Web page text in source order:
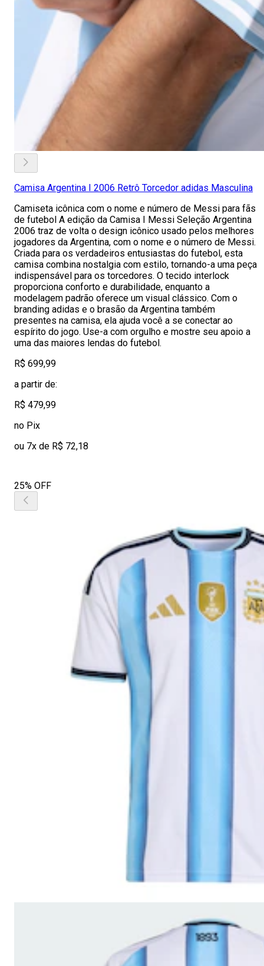
Camisa Argentina I 2006 Retrô Torcedor adidas Masculina
Camiseta icônica com o nome e número de Messi para fãs
de futebol A edição da Camisa I Messi Seleção Argentina
2006 traz de volta o design icônico usado pelos melhores
jogadores da Argentina, com o nome e o número de Messi.
Criada para os verdadeiros entusiastas do futebol, esta
camisa combina nostalgia com estilo, tornando-a uma peça
indispensável para os torcedores. O tecido interlock
proporciona conforto e durabilidade, enquanto a
modelagem padrão oferece um visual clássico. Com o
branding adidas e o brasão da Argentina também
presentes na camisa, ela ajuda você a se conectar ao
espírito do jogo. Use-a com orgulho e mostre seu apoio a
uma das maiores lendas do futebol.
R$ 699,99
a partir de:
R$ 479,99
no Pix
ou 7x de R$ 72,18
25% OFF